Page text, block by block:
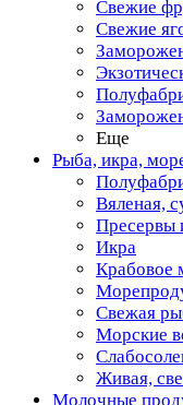
Свежие
Свежие
Еще
Рыба, икра,
Вяленая,
Пресервы
Икра
Крабовое
Свежая
Морские
Живая,
Молочные